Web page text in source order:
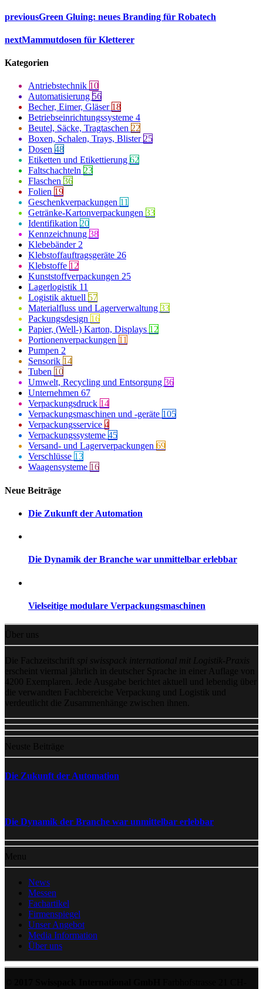
previousGreen Gluing: neues Branding für Robatech
nextMammutdosen für Kletterer
Kategorien
Antriebstechnik 10
Automatisierung 56
Becher, Eimer, Gläser 18
Betriebseinrichtungssysteme 4
Beutel, Säcke, Tragtaschen 22
Boxen, Schalen, Trays, Blister 25
Dosen 48
Etiketten und Etikettierung 62
Faltschachteln 23
Flaschen 36
Folien 19
Geschenkverpackungen 11
Getränke-Kartonverpackungen 33
Identifikation 20
Kennzeichnung 38
Klebebänder 2
Klebstoffauftragsgeräte 26
Klebstoffe 12
Kunststoffverpackungen 25
Lagerlogistik 11
Logistik aktuell 57
Materialfluss und Lagerverwaltung 33
Packungsdesign 16
Papier, (Well-) Karton, Displays 12
Portionenverpackungen 11
Pumpen 2
Sensorik 14
Tuben 10
Umwelt, Recycling und Entsorgung 36
Unternehmen 67
Verpackungsdruck 14
Verpackungsmaschinen und -geräte 105
Verpackungsservice 4
Verpackungssysteme 45
Versand- und Lagerverpackungen 69
Verschlüsse 13
Waagensysteme 16
Neue Beiträge
Die Zukunft der Automation
Die Dynamik der Branche war unmittelbar erlebbar
Vielseitige modulare Verpackungsmaschinen
Über uns
Die Fachzeitschrift
spi swisspack international mit Logistik-Praxis
erscheint viermal jährlich in deutscher Sprache in einer Auflage von
4200 Exemplaren. Jede Ausgabe berichtet aktuell und lebendig über
die verwandten Fachbereiche Verpackung und Logistik und
verdeutlicht die Zusammenhänge zwischen ihnen.
Neuste Beiträge
Die Zukunft der Automation
Die Dynamik der Branche war unmittelbar erlebbar
Menu
News
Messen
Fachartikel
Firmenspiegel
Unser Angebot
Media Information
Über uns